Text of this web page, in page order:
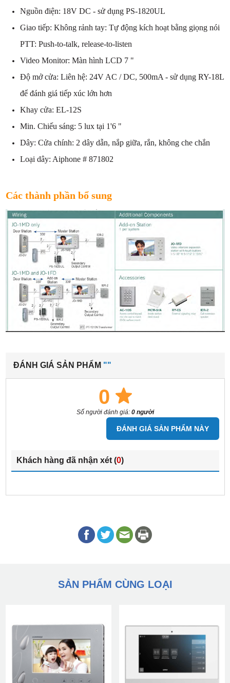
Nguồn điện: 18V DC - sử dụng PS-1820UL
Giao tiếp: Không rảnh tay: Tự động kích hoạt bằng giọng nói
PTT: Push-to-talk, release-to-listen
Video Monitor: Màn hình LCD 7 "
Độ mở cửa: Liên hệ: 24V AC / DC, 500mA - sử dụng RY-18L
để đánh giá tiếp xúc lớn hơn
Khay cửa: EL-12S
Min. Chiếu sáng: 5 lux tại 1'6 "
Dây: Cửa chính: 2 dây dẫn, nắp giữa, rắn, không che chắn
Loại dây: Aiphone # 871802
Các thành phần bổ sung
ĐÁNH GIÁ SẢN PHẨM ""
0
Số người đánh giá: 0 người
ĐÁNH GIÁ SẢN PHẨM NÀY
Khách hàng đã nhận xét (0)
SẢN PHẨM CÙNG LOẠI